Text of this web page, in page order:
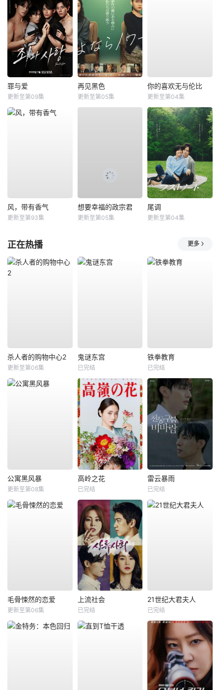
罪与爱
更新至第09集
再见黑色
更新至第05集
你的喜欢无与伦比
更新至第04集
风，带有香气
更新至第93集
想要幸福的政宗君
更新至第05集
尾调
更新至第04集
正在热播 更多
杀人者的购物中心2
更新至第06集
鬼谜东宫
已完结
铁拳教育
已完结
公寓黑风暴
更新至第08集
高岭之花
已完结
雷云暴雨
已完结
毛骨悚然的恋爱
更新至第06集
上流社会
已完结
21世纪大君夫人
已完结